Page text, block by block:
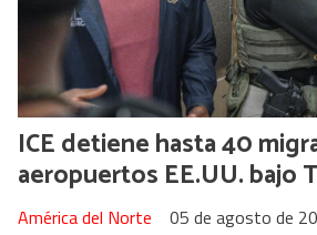
ICE detiene hasta 40
aeropuertos EE.UU. bajo
América del Norte
05 de agosto de